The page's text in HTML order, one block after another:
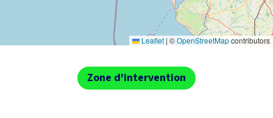
Leaflet | ©OpenStreetMapcontributors
Zone d'intervention